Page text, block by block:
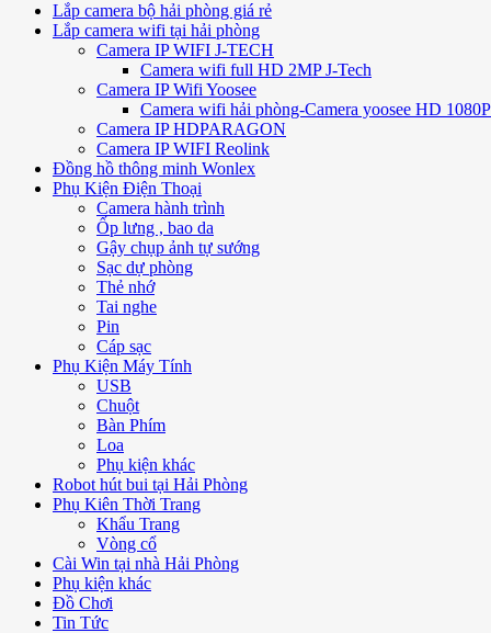
Lắp camera bộ hải phòng giá rẻ
Lắp camera wifi tại hải phòng
Camera IP WIFI J-TECH
Camera wifi full HD 2MP J-Tech
Camera IP Wifi Yoosee
Camera wifi hải phòng-Camera yoosee HD
Camera IP HDPARAGON
Camera IP WIFI Reolink
Đồng hồ thông minh Wonlex
Phụ Kiện Điện Thoại
Camera hành trình
Ốp lưng , bao da
Gậy chụp ảnh tự sướng
Sạc dự phòng
Thẻ nhớ
Tai nghe
Pin
Cáp sạc
Phụ Kiện Máy Tính
USB
Chuột
Bàn Phím
Loa
Phụ kiện khác
Robot hút bui tại Hải Phòng
Phụ Kiên Thời Trang
Khẩu Trang
Vòng cổ
Cài Win tại nhà Hải Phòng
Phụ kiện khác
Đồ Chơi
Tin Tức